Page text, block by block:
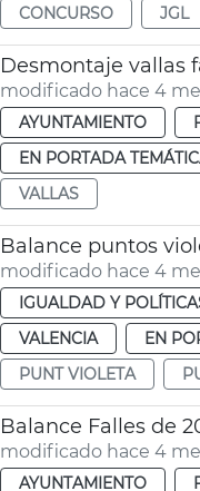
CONCURSO
JGL
Desmontaje vallas
modificado hace 4
AYUNTAMIENTO
EN PORTADA
VALLAS
Balance puntos
modificado hace 4
IGUALDAD Y
VALENCIA
EN
PUNT VIOLETA
Balance Falles de
modificado hace 4
AYUNTAMIENTO